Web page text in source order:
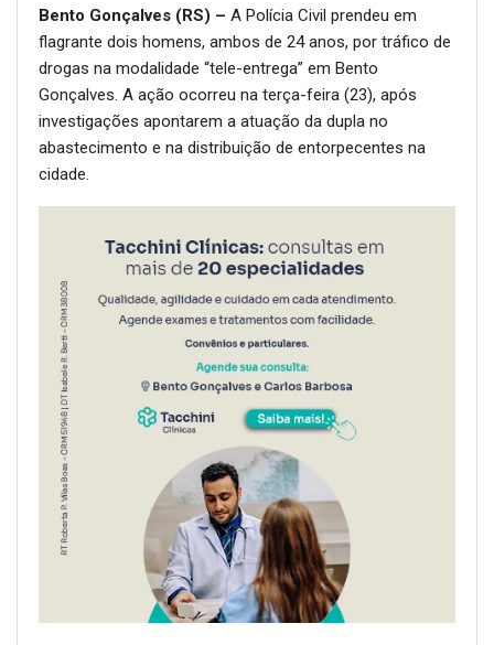
Bento Gonçalves (RS) – A Polícia Civil prendeu em
flagrante dois homens, ambos de 24 anos, por tráfico de
drogas na modalidade “tele-entrega” em Bento
Gonçalves. A ação ocorreu na terça-feira (23), após
investigações apontarem a atuação da dupla no
abastecimento e na distribuição de entorpecentes na
cidade.